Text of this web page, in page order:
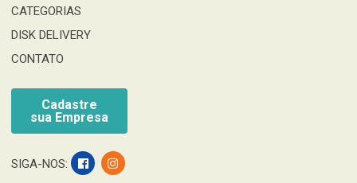
CATEGORIAS
DISK DELIVERY
CONTATO
Cadastre
sua Empresa
SIGA-NOS: